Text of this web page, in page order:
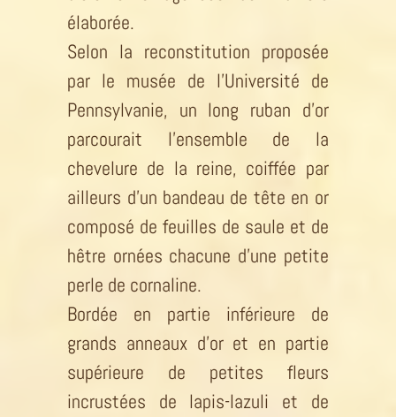
élaborée.
Selon la reconstitution proposée
par le musée de l’Université de
Pennsylvanie, un long ruban d’or
parcourait l’ensemble de la
chevelure de la reine, coiffée par
ailleurs d’un bandeau de tête en or
composé de feuilles de saule et de
hêtre ornées chacune d’une petite
perle de cornaline.
Bordée en partie inférieure de
grands anneaux d’or et en partie
supérieure de petites fleurs
incrustées de lapis-lazuli et de